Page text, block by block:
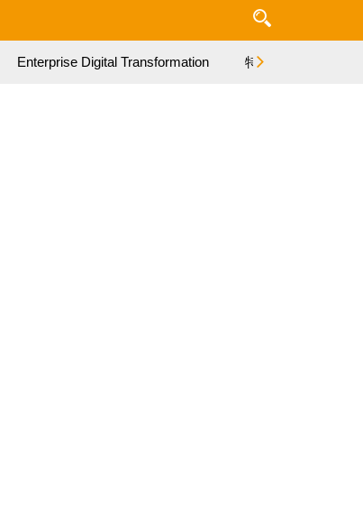
Enterprise Digital Transformation 特集